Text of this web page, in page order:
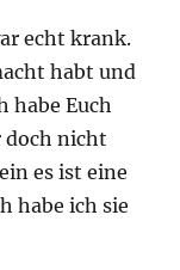
echt krank.
habt und
habe Euch
doch nicht
es ist eine
habe ich sie